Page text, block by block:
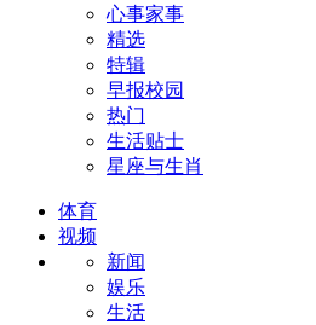
心事家事
精选
特辑
早报校园
热门
生活贴士
星座与生肖
体育
视频
新闻
娱乐
生活